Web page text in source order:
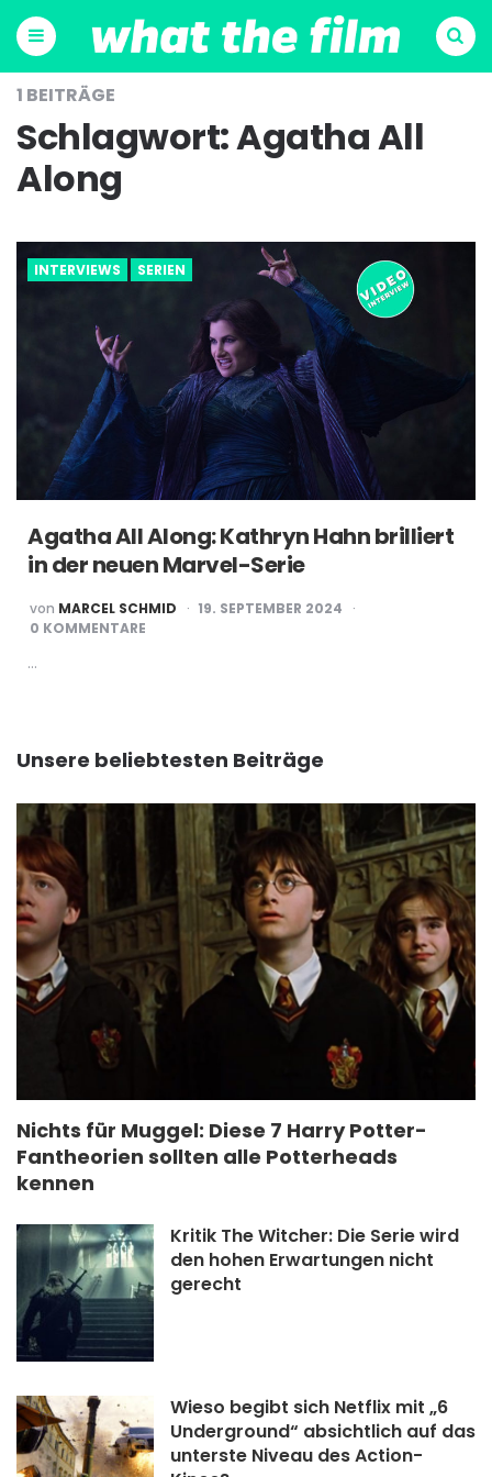
Menu
Suchen
1 BEITRÄGE
Schlagwort:Agatha All
Along
INTERVIEWS SERIEN
Agatha All Along: Kathryn Hahn brilliert
in der neuen Marvel-Serie
POSTED
BY
von MARCEL SCHMID
19. SEPTEMBER 2024
0 KOMMENTARE
…
Unsere beliebtesten Beiträge
Nichts für Muggel: Diese 7 Harry Potter-
Fantheorien sollten alle Potterheads
kennen
Kritik The Witcher: Die Serie wird
den hohen Erwartungen nicht
gerecht
Wieso begibt sich Netflix mit „6
Underground“ absichtlich auf das
unterste Niveau des Action-